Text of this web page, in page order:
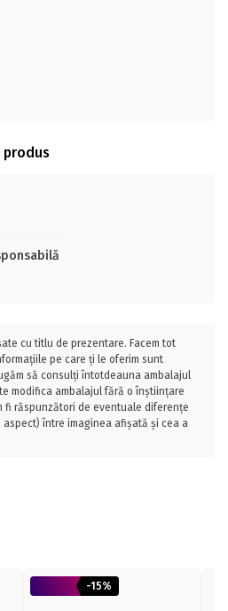
cu titlu de prezentare. Facem tot
pe care ți le oferim sunt
să consulți întotdeauna ambalajul
modifica ambalajul fără o înștiințare
fi răspunzători de eventuale diferențe
între imaginea afișată și cea a
-15%